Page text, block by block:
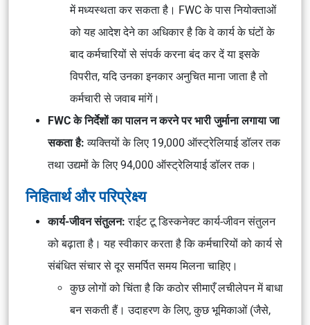
में मध्यस्थता कर सकता है। FWC के पास नियोक्ताओं
को यह आदेश देने का अधिकार है कि वे कार्य के घंटों के
बाद कर्मचारियों से संपर्क करना बंद कर दें या इसके
विपरीत, यदि उनका इनकार अनुचित माना जाता है तो
कर्मचारी से जवाब मांगें।
FWC के निर्देशों का पालन न करने पर भारी जुर्माना लगाया जा
सकता है: व्यक्तियों के लिए 19,000 ऑस्ट्रेलियाई डॉलर तक
तथा उद्यमों के लिए 94,000 ऑस्ट्रेलियाई डॉलर तक।
निहितार्थ और परिप्रेक्ष्य
कार्य-जीवन संतुलन:राईट टू डिस्कनेक्ट कार्य-जीवन संतुलन
को बढ़ाता है। यह स्वीकार करता है कि कर्मचारियों को कार्य से
संबंधित संचार से दूर समर्पित समय मिलना चाहिए।
कुछ लोगों को चिंता है कि कठोर सीमाएँ लचीलेपन में बाधा
बन सकती हैं। उदाहरण के लिए, कुछ भूमिकाओं (जैसे,